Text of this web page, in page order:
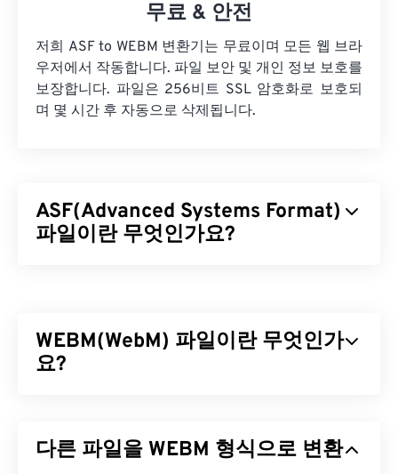
무료 & 안전
저희 ASF to WEBM 변환기는 무료이며 모든 웹 브라
우저에서 작동합니다. 파일 보안 및 개인 정보 보호를
보장합니다. 파일은 256비트 SSL 암호화로 보호되
며 몇 시간 후 자동으로 삭제됩니다.
ASF(Advanced Systems Format)
파일이란 무엇인가요?
계했으며 시스템 및 프로토콜에 독립적으로 작동합
니다. 챕터, 캡션, 자막, 메타데이터 태그, 스트리밍 및
ASF 파일을 어떻게 여나요?
WEBM(WebM) 파일이란 무엇인가
요?
되었습니다. 챕터, 캡션, 자막, 메타데이터 태그, 스트
다른 파일을 WEBM 형식으로 변환